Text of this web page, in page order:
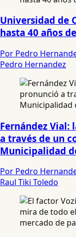
Universidad de
hasta 40 años
Por Pedro
Pedro Hernandez
Fernández Vial:
a través de un
Municipalidad
Por Pedro
Raul Tiki Toledo